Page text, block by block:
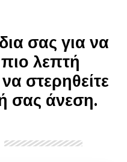
σας για να
λεπτή
στερηθείτε
σας άνεση.